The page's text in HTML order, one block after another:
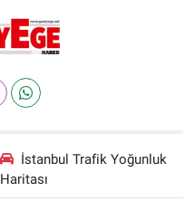
İstanbul Trafik Yoğunluk
Haritası